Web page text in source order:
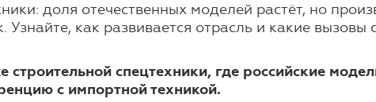
доля отечественных моделей растёт, но
как развивается отрасль и какие вызовы
спецтехники, где российские
с импортной техникой.